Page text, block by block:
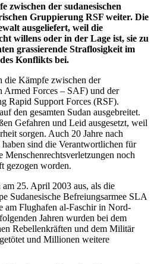
zwischen der sudanesischen
Gruppierung RSF weiter. Die
ausgeliefert, weil die
willens oder in der Lage ist, sie zu
grassierende Straflosigkeit im
Konflikts bei.
die Kämpfe zwischen der
Armed Forces – SAF) und der
Rapid Support Forces (RSF).
den gesamten Sudan ausgebreitet.
Gefahren und Leid ausgesetzt, weil
sorgen. Auch 20 Jahre nach
sind die Verantwortlichen für
Menschenrechtsverletzungen noch
gezogen worden.
25. April 2003 aus, als die
Sudanesische Befreiungsarmee SLA
am Flughafen al-Faschir in Nord-
Jahren wurden bei dem
Rebellenkräften und dem Militär
und Millionen weitere